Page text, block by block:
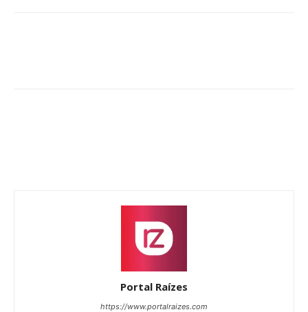
Portal Raízes
https://www.portalraizes.com